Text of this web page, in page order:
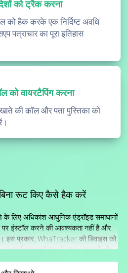
को ट्रैक करना
को हैक करके एक निर्दिष्ट अवधि
पत्राचार का पूरा इतिहास
को वायरटैपिंग करना
की कॉल और पता पुस्तिका को
बिना रूट किए कैसे हैक करें
के लिए अधिकांश आधुनिक एंड्रॉइड समाधानों
पर इंस्टॉल करने की आवश्यकता नहीं है और
प्रकार, WhaTracker को डिवाइस को
महत्वपूर्ण रूप से समय बचाता है और
है।